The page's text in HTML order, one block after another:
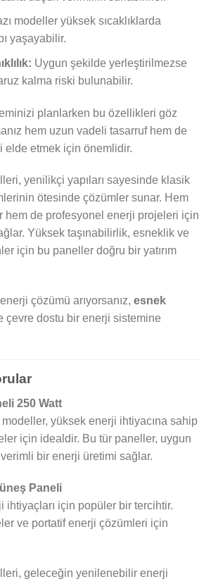
modeller yüksek sıcaklıklarda
yaşayabilir.
Uygun şekilde yerleştirilmezse
kalma riski bulunabilir.
planlarken bu özellikleri göz
hem uzun vadeli tasarruf hem de
elde etmek için önemlidir.
yenilikçi yapıları sayesinde klasik
ötesinde çözümler sunar. Hem
hem de profesyonel enerji projeleri için
Yüksek taşınabilirlik, esneklik ve
için bu paneller doğru bir yatırım
çözümü arıyorsanız, esnek
çevre dostu bir enerji sistemine
250 Watt
yüksek enerji ihtiyacına sahip
için idealdir. Bu tür paneller, uygun
bir enerji üretimi sağlar.
Paneli
ihtiyaçları için popüler bir tercihtir.
ve portatif enerji çözümleri için
geleceğin yenilenebilir enerji